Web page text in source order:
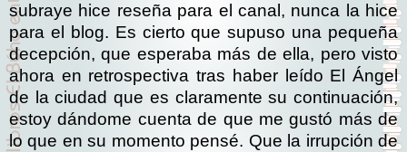
subraye hice reseña para el canal, nunca la hice
para el blog. Es cierto que supuso una pequeña
decepción, que esperaba más de ella, pero visto
ahora en retrospectiva tras haber leído El Ángel
de la ciudad que es claramente su continuación,
estoy dándome cuenta de que me gustó más de
lo que en su momento pensé. Que la irrupción de